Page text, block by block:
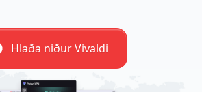
Hlaða niður Vivaldi